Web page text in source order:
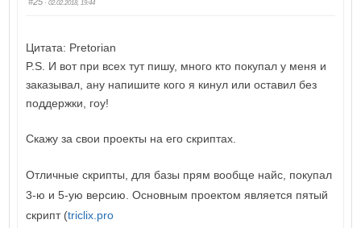
· 02.02.2018, 19:44
Цитата: Pretorian
P.S. И вот при всех тут пишу, много кто покупал у меня и
заказывал, ану напишите кого я кинул или оставил без
поддержки, гоу!
Скажу за свои проекты на его скриптах.
Отличные скрипты, для базы прям вообще найс, покупал
3-ю и 5-ую версию. Основным проектом является пятый
скрипт (triclix.pro